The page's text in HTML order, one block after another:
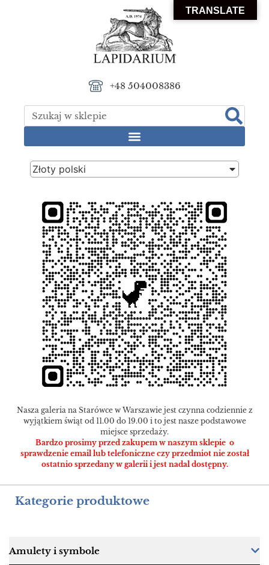
+48 504008386
Złoty polski
Nasza galeria na Starówce w Warszawie jest czynna codziennie z
wyjątkiem świąt od 11.00 do 19.00 i to jest nasze podstawowe
miejsce sprzedaży.
Bardzo prosimy przed zakupem w naszym sklepie o
sprawdzenie email lub telefoniczne czy przedmiot nie został
ostatnio sprzedany w galerii i jest nadal dostępny.
Kategorie produktowe
Amulety i symbole
TRANSLATE